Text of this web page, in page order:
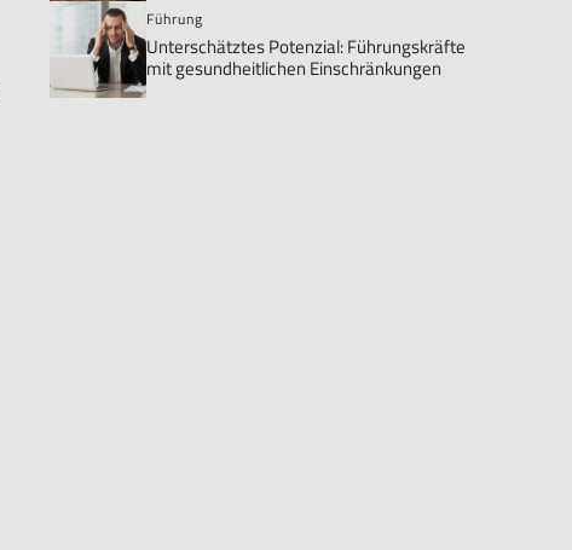
Führung
Unterschätztes Potenzial: Führungskräfte
mit gesundheitlichen Einschränkungen